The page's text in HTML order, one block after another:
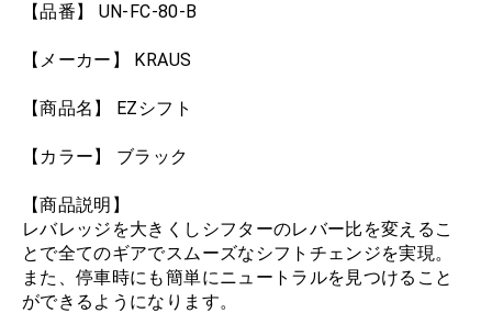
【品番】 UN-FC-80-B
【メーカー】 KRAUS
【商品名】 EZシフト
【カラー】 ブラック
【商品説明】
レバレッジを大きくしシフターのレバー比を変えるこ
とで全てのギアでスムーズなシフトチェンジを実現。
また、停車時にも簡単にニュートラルを見つけること
ができるようになります。